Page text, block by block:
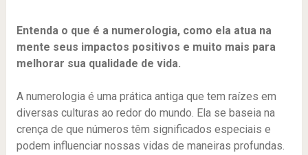
Entenda o que é a numerologia, como ela atua na
mente seus impactos positivos e muito mais para
melhorar sua qualidade de vida.
A numerologia é uma prática antiga que tem raízes em
diversas culturas ao redor do mundo. Ela se baseia na
crença de que números têm significados especiais e
podem influenciar nossas vidas de maneiras profundas.